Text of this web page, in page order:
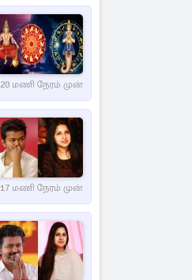
20 மணி நேரம் முன்
17 மணி நேரம் முன்